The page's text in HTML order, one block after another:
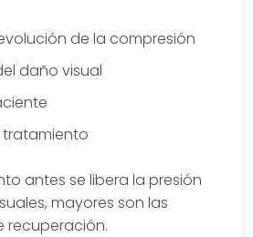
de la compresión
daño visual
tratamiento
antes se libera la presión
mayores son las
recuperación.